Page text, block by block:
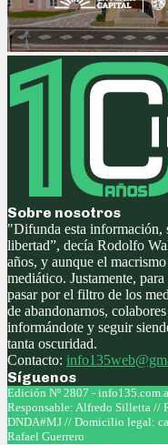
Sobre nosotros
"Difunda esta información,
libertad”, decía Rodolfo
años, y aunque el
mediático. Justamente,
pasar por el filtro de los
de abandonarnos,
informándote y seguir
tanta oscuridad.
Contacto:
Síguenos
Facebook
Twitter
Instagram
Youtube
Edición Nº 2807 -
Responsable: Alfredo Silletta //
DNDA#MJ // Domicilio legal:
Rafael Guerrero